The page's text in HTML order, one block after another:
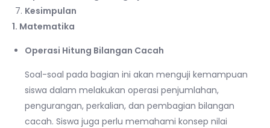
Kesimpulan
1. Matematika
Operasi Hitung Bilangan Cacah
Soal-soal pada bagian ini akan menguji kemampuan
siswa dalam melakukan operasi penjumlahan,
pengurangan, perkalian, dan pembagian bilangan
cacah. Siswa juga perlu memahami konsep nilai